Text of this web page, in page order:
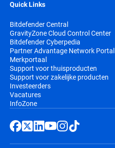
Quick Links
Bitdefender Central
GravityZone Cloud Control Center
Bitdefender Cyberpedia
Partner Advantage Network Portal
Merkportaal
Support voor thuisproducten
Support voor zakelijke producten
Investeerders
Vacatures
InfoZone